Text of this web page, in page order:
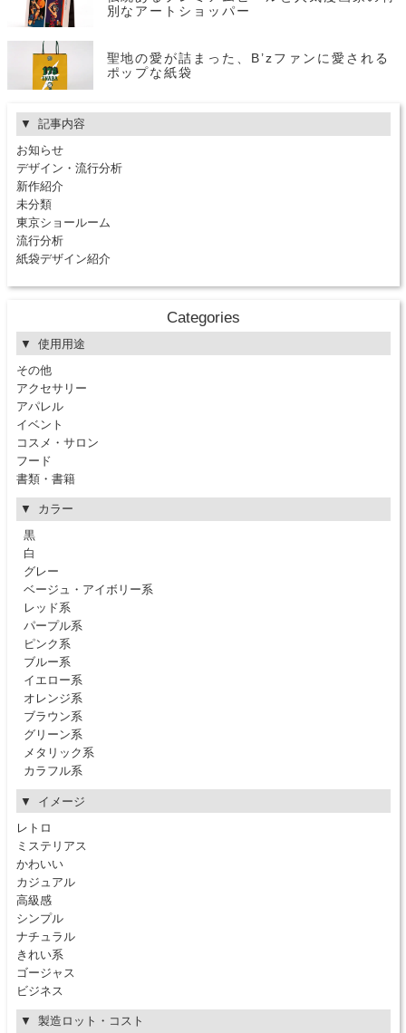
別なアートショッパー
聖地の愛が詰まった、B’zファンに愛される
ポップな紙袋
記事内容
お知らせ
デザイン・流行分析
新作紹介
未分類
東京ショールーム
流行分析
紙袋デザイン紹介
Categories
使用用途
その他
アクセサリー
アパレル
イベント
コスメ・サロン
フード
書類・書籍
カラー
黒
白
グレー
ベージュ・アイボリー系
レッド系
パープル系
ピンク系
ブルー系
イエロー系
オレンジ系
ブラウン系
グリーン系
メタリック系
カラフル系
イメージ
レトロ
ミステリアス
かわいい
カジュアル
高級感
シンプル
ナチュラル
きれい系
ゴージャス
ビジネス
製造ロット・コスト